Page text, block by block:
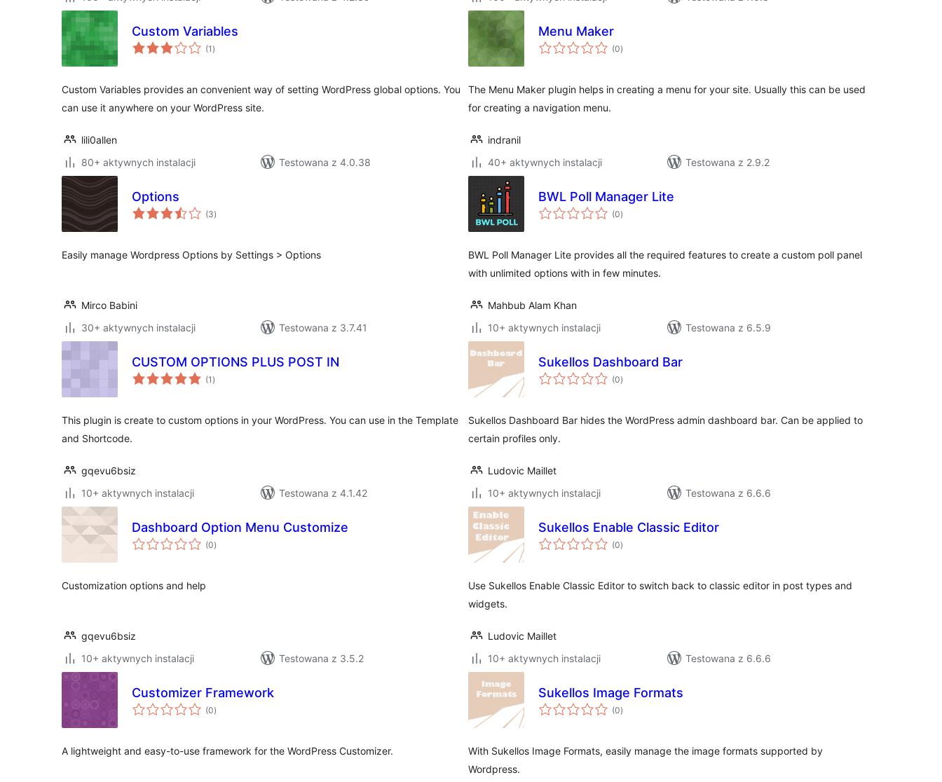
Custom Variables
(1 wszystkich
ocen
)
Custom Variables provides an convenient way of setting WordPress global options. You
can use it anywhere on your WordPress site.
lili0allen
80+ aktywnych instalacji
Testowana z 4.0.38
Menu Maker
(0wszystkich
ocen
)
The Menu Maker plugin helps in creating a menu for your site. Usually this can be used
for creating a navigation menu.
indranil
40+ aktywnych instalacji
Testowana z 2.9.2
Options
(3wszystkich
ocen
)
Easily manage Wordpress Options by Settings > Options
Mirco Babini
30+ aktywnych instalacji
Testowana z 3.7.41
BWL Poll Manager Lite
(0wszystkich
ocen
)
BWL Poll Manager Lite provides all the required features to create a custom poll panel
with unlimited options with in few minutes.
Mahbub Alam Khan
10+ aktywnych instalacji
Testowana z 6.5.9
CUSTOM OPTIONS PLUS POST IN
(1 wszystkich
ocen
)
This plugin is create to custom options in your WordPress. You can use in the Template
and Shortcode.
gqevu6bsiz
10+ aktywnych instalacji
Testowana z 4.1.42
Sukellos Dashboard Bar
(0wszystkich
ocen
)
Sukellos Dashboard Bar hides the WordPress admin dashboard bar. Can be applied to
certain profiles only.
Ludovic Maillet
10+ aktywnych instalacji
Testowana z 6.6.6
Dashboard Option Menu Customize
(0wszystkich
ocen
)
Customization options and help
gqevu6bsiz
10+ aktywnych instalacji
Testowana z 3.5.2
Sukellos Enable Classic Editor
(0wszystkich
ocen
)
Use Sukellos Enable Classic Editor to switch back to classic editor in post types and
widgets.
Ludovic Maillet
10+ aktywnych instalacji
Testowana z 6.6.6
Customizer Framework
(0wszystkich
ocen
)
A lightweight and easy-to-use framework for the WordPress Customizer.
Sukellos Image Formats
(0wszystkich
ocen
)
With Sukellos Image Formats, easily manage the image formats supported by
Wordpress.